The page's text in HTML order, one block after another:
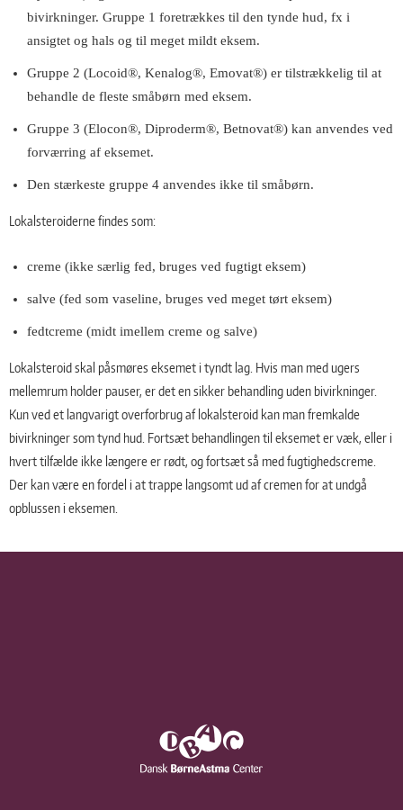
bivirkninger. Gruppe 1 foretrækkes til den tynde hud, fx i
ansigtet og hals og til meget mildt eksem.
Gruppe 2 (Locoid®, Kenalog®, Emovat®) er tilstrækkelig til at
behandle de fleste småbørn med eksem.
Gruppe 3 (Elocon®, Diproderm®, Betnovat®) kan anvendes ved
forværring af eksemet.
Den stærkeste gruppe 4 anvendes ikke til småbørn.
Lokalsteroiderne findes som:
creme (ikke særlig fed, bruges ved fugtigt eksem)
salve (fed som vaseline, bruges ved meget tørt eksem)
fedtcreme (midt imellem creme og salve)
Lokalsteroid skal påsmøres eksemet i tyndt lag. Hvis man med ugers
mellemrum holder pauser, er det en sikker behandling uden bivirkninger.
Kun ved et langvarigt overforbrug af lokalsteroid kan man fremkalde
bivirkninger som tynd hud. Fortsæt behandlingen til eksemet er væk, eller i
hvert tilfælde ikke længere er rødt, og fortsæt så med fugtighedscreme.
Der kan være en fordel i at trappe langsomt ud af cremen for at undgå
opblussen i eksemen.